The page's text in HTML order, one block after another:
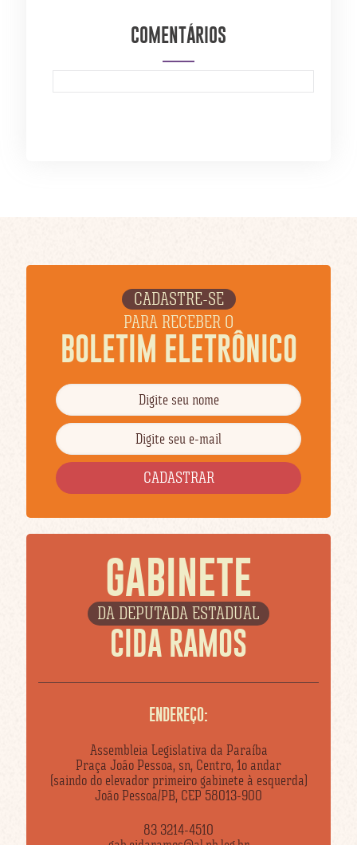
COMENTÁRIOS
CADASTRE-SE
PARA RECEBER O
BOLETIM ELETRÔNICO
GABINETE
DA DEPUTADA ESTADUAL
CIDA RAMOS
ENDEREÇO:
Assembleia Legislativa da Paraíba
Praça João Pessoa, sn, Centro, 1o andar
(saindo do elevador primeiro gabinete à esquerda)
João Pessoa/PB, CEP 58013-900
83 3214-4510